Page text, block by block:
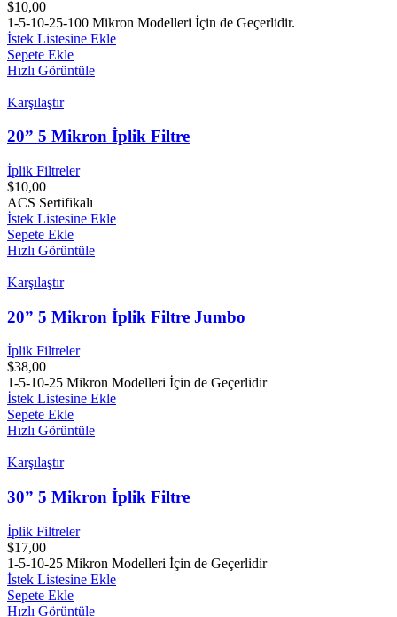
$10,00
1-5-10-25-100 Mikron Modelleri İçin de Geçerlidir.
İstek Listesine Ekle
Sepete Ekle
Hızlı Görüntüle
Karşılaştır
20” 5 Mikron İplik Filtre
İplik Filtreler
$10,00
ACS Sertifikalı
İstek Listesine Ekle
Sepete Ekle
Hızlı Görüntüle
Karşılaştır
20” 5 Mikron İplik Filtre Jumbo
İplik Filtreler
$38,00
1-5-10-25 Mikron Modelleri İçin de Geçerlidir
İstek Listesine Ekle
Sepete Ekle
Hızlı Görüntüle
Karşılaştır
30” 5 Mikron İplik Filtre
İplik Filtreler
$17,00
1-5-10-25 Mikron Modelleri İçin de Geçerlidir
İstek Listesine Ekle
Sepete Ekle
Hızlı Görüntüle